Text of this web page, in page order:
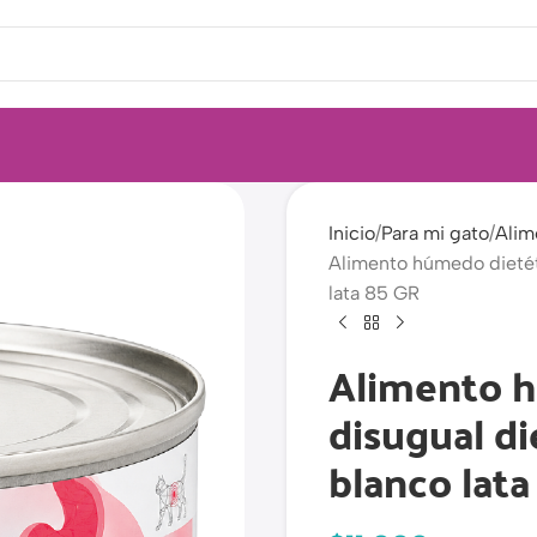
Inicio Para mi gato
Alimento húmedo
lata 85 GR
Alimento
disugual
blanco